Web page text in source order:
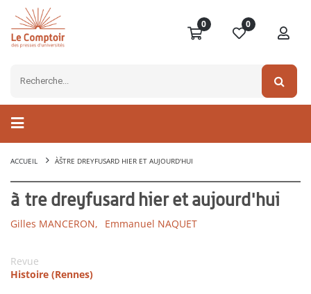
0 0
ACCUEIL ÀŠTRE DREYFUSARD HIER ET AUJOURD'HUI
àŠtre dreyfusard hier et aujourd'hui
Gilles MANCERON, Emmanuel NAQUET
Revue
Histoire (Rennes)